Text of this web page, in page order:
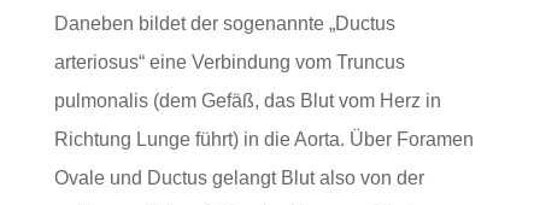
Daneben bildet der sogenannte „Ductus
arteriosus“ eine Verbindung vom Truncus
pulmonalis (dem Gefäß, das Blut vom Herz in
Richtung Lunge führt) in die Aorta. Über Foramen
Ovale und Ductus gelangt Blut also von der